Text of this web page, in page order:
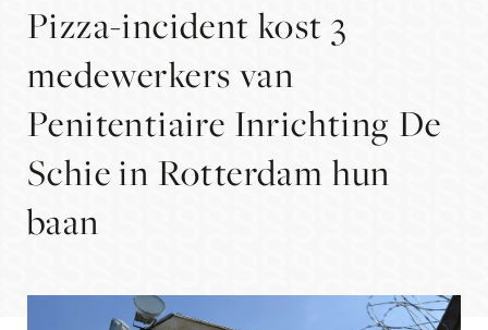
Pizza-incident kost 3
medewerkers van
Penitentiaire Inrichting De
Schie in Rotterdam hun
baan